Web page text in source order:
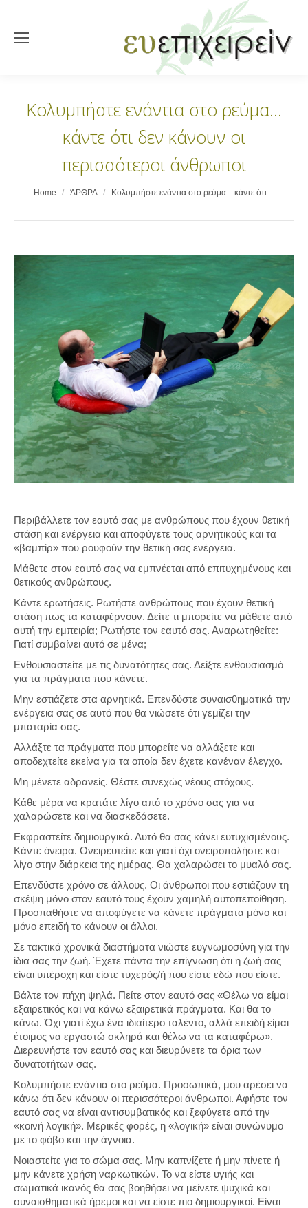
Κολυμπήστε ενάντια στο ρεύμα…
κάντε ότι δεν κάνουν οι
περισσότεροι άνθρωποι
You are here:
Home ΆΡΘΡΑ Κολυμπήστε ενάντια στο ρεύμα…κάντε ότι…
Περιβάλλετε τον εαυτό σας με ανθρώπους που έχουν θετική
στάση και ενέργεια και αποφύγετε τους αρνητικούς και τα
«βαμπίρ» που ρουφούν την θετική σας ενέργεια.
Μάθετε στον εαυτό σας να εμπνέεται από επιτυχημένους και
θετικούς ανθρώπους.
Κάντε ερωτήσεις. Ρωτήστε ανθρώπους που έχουν θετική
στάση πως τα καταφέρνουν. Δείτε τι μπορείτε να μάθετε από
αυτή την εμπειρία; Ρωτήστε τον εαυτό σας. Αναρωτηθείτε:
Γιατί συμβαίνει αυτό σε μένα;
Ενθουσιαστείτε με τις δυνατότητες σας. Δείξτε ενθουσιασμό
για τα πράγματα που κάνετε.
Μην εστιάζετε στα αρνητικά. Επενδύστε συναισθηματικά την
ενέργεια σας σε αυτό που θα νιώσετε ότι γεμίζει την
μπαταρία σας.
Αλλάξτε τα πράγματα που μπορείτε να αλλάξετε και
αποδεχτείτε εκείνα για τα οποία δεν έχετε κανέναν έλεγχο.
Μη μένετε αδρανείς. Θέστε συνεχώς νέους στόχους.
Κάθε μέρα να κρατάτε λίγο από το χρόνο σας για να
χαλαρώσετε και να διασκεδάσετε.
Εκφραστείτε δημιουργικά. Αυτό θα σας κάνει ευτυχισμένους.
Κάντε όνειρα. Ονειρευτείτε και γιατί όχι ονειροπολήστε και
λίγο στην διάρκεια της ημέρας. Θα χαλαρώσει το μυαλό σας.
Επενδύστε χρόνο σε άλλους. Οι άνθρωποι που εστιάζουν τη
σκέψη μόνο στον εαυτό τους έχουν χαμηλή αυτοπεποίθηση.
Προσπαθήστε να αποφύγετε να κάνετε πράγματα μόνο και
μόνο επειδή το κάνουν οι άλλοι.
Σε τακτικά χρονικά διαστήματα νιώστε ευγνωμοσύνη για την
ίδια σας την ζωή. Έχετε πάντα την επίγνωση ότι η ζωή σας
είναι υπέροχη και είστε τυχερός/ή που είστε εδώ που είστε.
Βάλτε τον πήχη ψηλά. Πείτε στον εαυτό σας «Θέλω να είμαι
εξαιρετικός και να κάνω εξαιρετικά πράγματα. Και θα το
κάνω. Όχι γιατί έχω ένα ιδιαίτερο ταλέντο, αλλά επειδή είμαι
έτοιμος να εργαστώ σκληρά και θέλω να τα καταφέρω».
Διερευνήστε τον εαυτό σας και διευρύνετε τα όρια των
δυνατοτήτων σας.
Κολυμπήστε ενάντια στο ρεύμα. Προσωπικά, μου αρέσει να
κάνω ότι δεν κάνουν οι περισσότεροι άνθρωποι. Αφήστε τον
εαυτό σας να είναι αντισυμβατικός και ξεφύγετε από την
«κοινή λογική». Μερικές φορές, η «λογική» είναι συνώνυμο
με το φόβο και την άγνοια.
Νοιαστείτε για το σώμα σας. Μην καπνίζετε ή μην πίνετε ή
μην κάνετε χρήση ναρκωτικών. Το να είστε υγιής και
σωματικά ικανός θα σας βοηθήσει να μείνετε ψυχικά και
συναισθηματικά ήρεμοι και να είστε πιο δημιουργικοί. Είναι